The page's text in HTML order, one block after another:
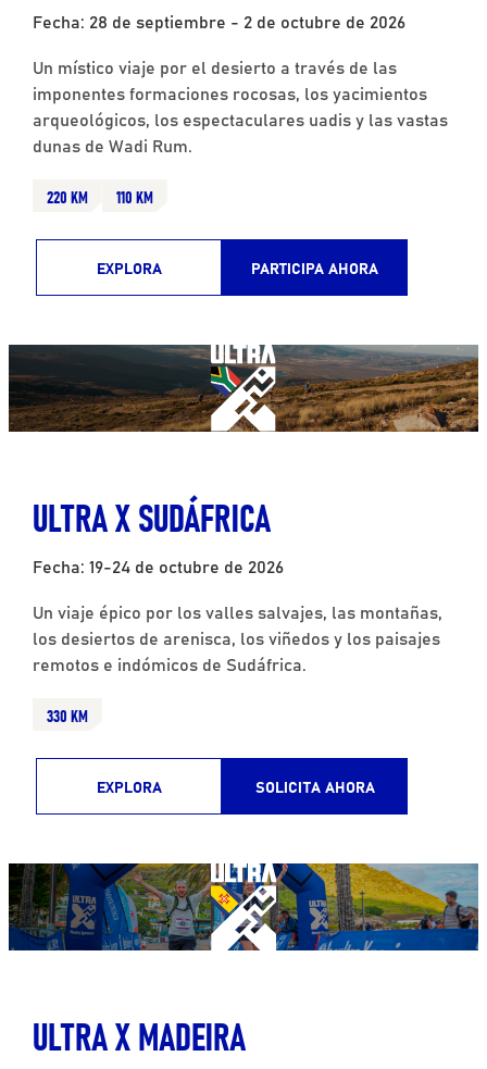
Fecha: 28 de septiembre - 2 de octubre de 2026
Un místico viaje por el desierto a través de las
imponentes formaciones rocosas, los yacimientos
arqueológicos, los espectaculares uadis y las vastas
dunas de Wadi Rum.
220 KM
110 KM
EXPLORA PARTICIPA AHORA
ULTRA X SUDÁFRICA
Fecha: 19-24 de octubre de 2026
Un viaje épico por los valles salvajes, las montañas,
los desiertos de arenisca, los viñedos y los paisajes
remotos e indómicos de Sudáfrica.
330 KM
EXPLORA SOLICITA AHORA
ULTRA X MADEIRA